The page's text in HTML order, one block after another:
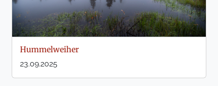
Hummelweiher
23.09.2025